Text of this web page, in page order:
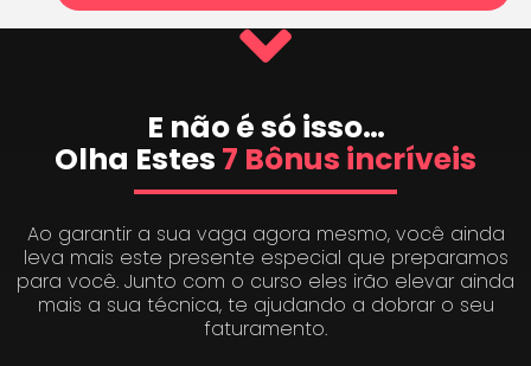
E não é só isso…
Olha Estes 7 Bônus incríveis
Ao garantir a sua vaga agora mesmo, você ainda
leva mais este presente especial que preparamos
para você. Junto com o curso eles irão elevar ainda
mais a sua técnica, te ajudando a dobrar o seu
faturamento.